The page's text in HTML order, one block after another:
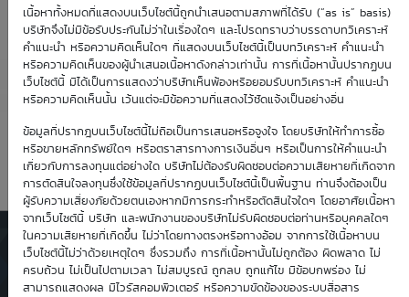
เนื้อหาทั้งหมดที่แสดงบนเว็บไซต์นี้ถูกนำเสนอตามสภาพที่ได้รับ (“as is” basis)
บริษัทจึงไม่มีข้อรับประกันไม่ว่าในเรื่องใดๆ และโปรดทราบว่าบรรดาบทวิเคราะห์
คำแนะนำ หรือความคิดเห็นใดๆ ที่แสดงบนเว็บไซต์นี้เป็นบทวิเคราะห์ คำแนะนำ
หรือความคิดเห็นของผู้นำเสนอเนื้อหาดังกล่าวเท่านั้น การที่เนื้อหานั้นปรากฏบน
เว็บไซต์นี้ มิได้เป็นการแสดงว่าบริษัทเห็นพ้องหรือยอมรับบทวิเคราะห์ คำแนะนำ
หรือความคิดเห็นนั้น เว้นแต่จะมีข้อความที่แสดงไว้ชัดแจ้งเป็นอย่างอื่น
ข้อมูลที่ปรากฎบนเว็บไซต์นี้ไม่ถือเป็นการเสนอหรือจูงใจ โดยบริษัทให้ทำการซื้อ
หรือขายหลักทรัพย์ใดๆ หรือตราสารทางการเงินอื่นๆ หรือเป็นการให้คำแนะนำ
เกี่ยวกับการลงทุนแต่อย่างใด บริษัทไม่ต้องรับผิดชอบต่อความเสียหายที่เกิดจาก
การตัดสินใจลงทุนซึ่งใช้ข้อมูลที่ปรากฏบนเว็บไซต์นี้เป็นพื้นฐาน ท่านจึงต้องเป็น
ผู้รับความเสี่ยงภัยด้วยตนเองหากมีการกระทำหรือตัดสินใจใดๆ โดยอาศัยเนื้อหา
จากเว็บไซต์นี้ บริษัท และพนักงานของบริษัทไม่รับผิดชอบต่อท่านหรือบุคคลใดๆ
ในความเสียหายที่เกิดขึ้น ไม่ว่าโดยทางตรงหรือทางอ้อม จากการใช้เนื้อหาบน
เว็บไซต์นี้ไม่ว่าด้วยเหตุใดๆ ซึ่งรวมถึง การที่เนื้อหานั้นไม่ถูกต้อง ผิดพลาด ไม่
ครบถ้วน ไม่เป็นไปตามเวลา ไม่สมบูรณ์ ถูกลบ ถูกแก้ไข มีข้อบกพร่อง ไม่
สามารถแสดงผล มีไวรัสคอมพิวเตอร์ หรือความขัดข้องของระบบสื่อสาร
Effective Gearing
4.51
Sensitivity
0.63
Time Decay
-1.88 %
TTM (days)
62
ตารางเสนอซื้อคืนเบื้องต้นของ
DW01*